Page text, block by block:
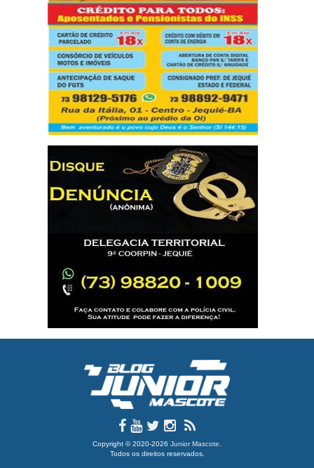
Copyright © 2020-2026 Junior Mascote
Todos os direitos reservados.